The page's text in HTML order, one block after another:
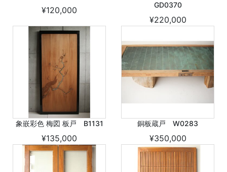
¥120,000
GD0370
¥220,000
象嵌彩色 梅図 板戸 B1131
¥135,000
銅板蔵戸 W0283
¥350,000